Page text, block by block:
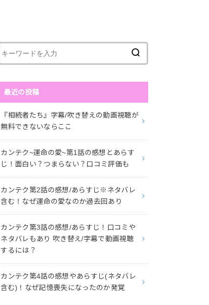
最近の投稿
『相続者たち』字幕/吹き替えの動画視聴が
無料できないならここ
カンテク~運命の愛~第1話の感想とあらす
じ！面白い？つまらない？口コミ評価も
カンテク第2話の感想/あらすじ※ネタバレ
含む！なぜ運命の愛なのか過去回あり
カンテク第3話の感想/あらすじ！口コミや
ネタバレもあり 吹き替え/字幕で動画視聴
するには？
カンテク第4話の感想やあらすじ(ネタバレ
含む)！なぜ記憶喪失になったのか発覚